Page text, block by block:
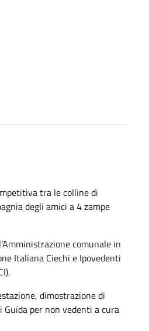
tra le colline di
degli amici a 4 zampe
comunale in
Italiana Ciechi e Ipovedenti
dimostrazione di
Guida per non vedenti a cura